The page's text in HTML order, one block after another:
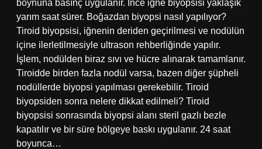
boynuna basınç uygulanır. İnce iğne biyopsisi yaklaşık
yarım saat sürer. Boğazdan biyopsi nasıl yapılıyor?
Tiroid biyopsisi, iğnenin deriden geçirilmesi ve nodülün
içine ilerletilmesiyle ultrason rehberliğinde yapılır.
İşlem, nodülden biraz sıvı ve hücre alınarak tamamlanır.
Tiroidde birden fazla nodül varsa, bazen diğer şüpheli
nodüllerde biyopsi yapılması gerekebilir. Tiroid
biyopsiden sonra nelere dikkat edilmeli? Tiroid
biyopsisi sonrasında biyopsi alanı steril gazlı bezle
kapatılır ve bir süre bölgeye baskı uygulanır. 24 saat
boyunca…